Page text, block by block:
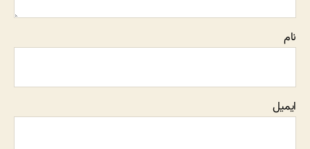
نام
ایمیل